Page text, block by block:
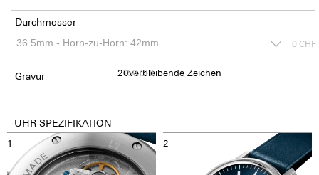
Durchmesser
0 CHF
Gravur 150CHF
20verbleibende Zeichen
UHR SPEZIFIKATION
1 2